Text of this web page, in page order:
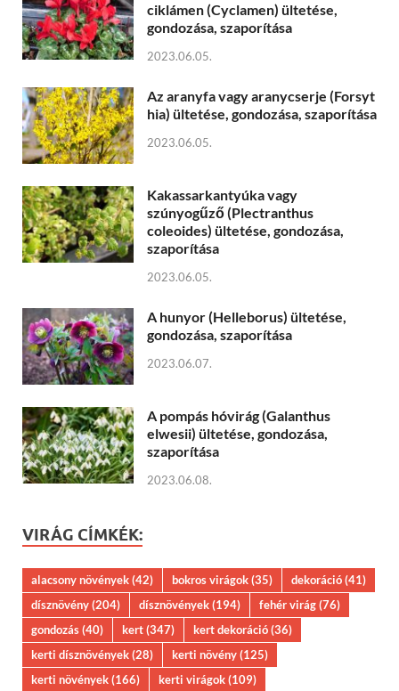
ciklámen (Cyclamen) ültetése,
gondozása, szaporítása
2023.06.05.
Az aranyfa vagy aranycserje (Forsyt
hia) ültetése, gondozása, szaporítása
2023.06.05.
Kakassarkantyúka vagy
szúnyogűző (Plectranthus
coleoides) ültetése, gondozása,
szaporítása
2023.06.05.
A hunyor (Helleborus) ültetése,
gondozása, szaporítása
2023.06.07.
A pompás hóvirág (Galanthus
elwesii) ültetése, gondozása,
szaporítása
2023.06.08.
VIRÁG CÍMKÉK:
alacsony növények(42) bokros virágok(35) dekoráció(41)
dísznövény(204) dísznövények(194) fehér virág(76)
gondozás(40) kert(347) kert dekoráció(36)
kerti dísznövények(28) kerti növény(125)
kerti növények(166) kerti virágok(109)